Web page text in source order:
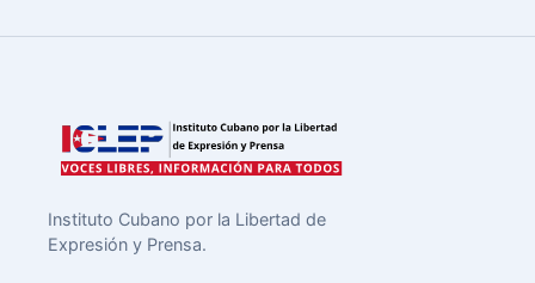
Instituto Cubano por la Libertad de
Expresión y Prensa.